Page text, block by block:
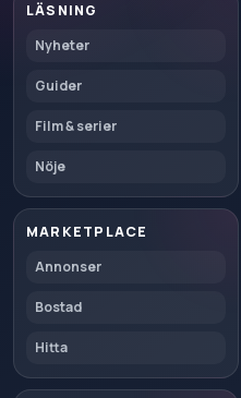
LÄSNING
Nyheter
Guider
Film & serier
Nöje
MARKETPLACE
Annonser
Bostad
Hitta